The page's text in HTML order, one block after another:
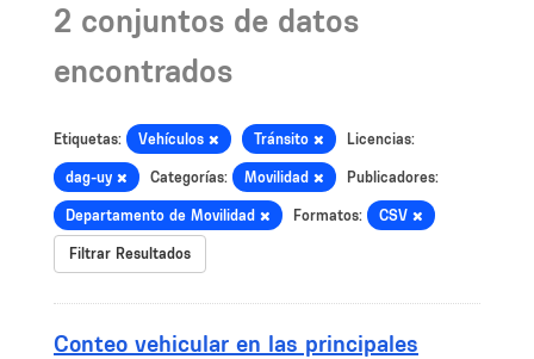
2 conjuntos de datos
encontrados
Etiquetas: Vehículos Tránsito Licencias:
dag-uy Categorías: Movilidad Publicadores:
Departamento de Movilidad Formatos: CSV
Filtrar Resultados
Conteo vehicular en las principales